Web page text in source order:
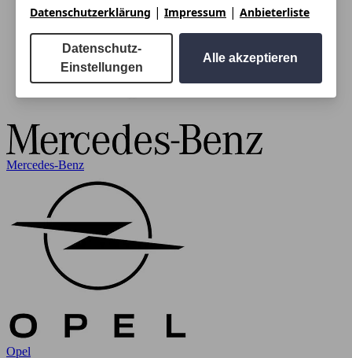
Mercedes-Benz
Opel
Datenschutzerklärung | Impressum | Anbieterliste
Datenschutz-
Einstellungen
Alle akzeptieren